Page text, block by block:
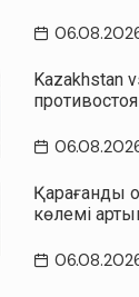
Kazakhstan
Қарағанды
көлемі